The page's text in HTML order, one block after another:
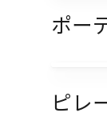
ポー
ピレ